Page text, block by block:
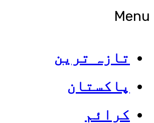
Menu
تازہ ترین
پاکستان
کرائم